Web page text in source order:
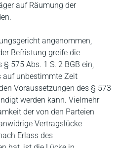
auf Räumung der
angenommen,
Befristung greife die
575 Abs. 1 S. 2 BGB ein,
auf unbestimmte Zeit
Voraussetzungen des § 573
werden kann. Vielmehr
der von den Parteien
Vertragslücke
Erlass des